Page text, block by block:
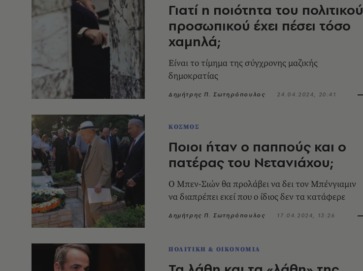
Γιατί η ποιότητα του πολιτικού
προσωπικού έχει πέσει τόσο
χαμηλά;
Είναι το τίμημα της σύγχρονης μαζικής
δημοκρατίας
Δημήτρης Π. Σωτηρόπουλος 24.04.2024, 20:41
ΚΟΣΜΟΣ
Ποιοι ήταν ο παππούς και ο
πατέρας του Νετανιάχου;
O Μπεν-Σιών θα προλάβει να δει τον Μπένγιαμιν
να διαπρέπει εκεί που ο ίδιος δεν τα κατάφερε
Δημήτρης Π. Σωτηρόπουλος 17.04.2024, 13:26
ΠΟΛΙΤΙΚΗ & ΟΙΚΟΝΟΜΙΑ